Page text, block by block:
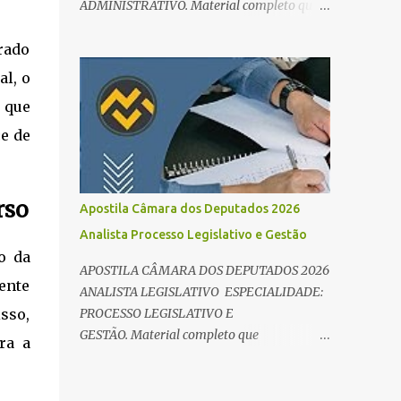
o
de
da
a
e Direito Administrativo). 🔄 2. Revisão
ADMINISTRATIVO. Material completo que
exigidos no edital para esse cargo.
Oportunidade de Ouro: R$ 30,8 mil iniciais O
edital do Concurso Câmara dos Deputados
2026 já é realidade, e o cargo de Analista
Legislativo (Processo Legislativo e Gestão) se
destaca como uma das melhores
oportunidades do ano. Com exigência de
nível superior em qualquer área, o certame
oferece 35 vagas imediatas e salários que
ultrapassam os R$ 30 mil . O que estudar
para Processo Legislativo e Gestão? Para
vencer a concorrência da banca Cebraspe , o
candidato precisa dominar o conteúdo
Apostila Câmara dos Deputados 2026
Analista Processo Legislativo e Gestão
APOSTILA CÂMARA DOS DEPUTADOS 2026
ANALISTA LEGISLATIVO ESPECIALIDADE:
PROCESSO LEGISLATIVO E
GESTÃO. Material completo que